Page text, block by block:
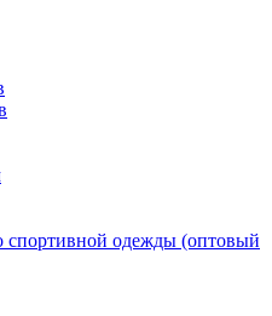
спортивной одежды (оптовый